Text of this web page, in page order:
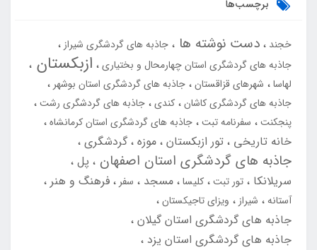
برچسب‌ها
خجند دست نوشته ها
جاذبه های گردشگری شیراز
جاذبه های گردشگری استان چهارمحال و بختیاری
ازبکستان
لهاسا شهرهای قزاقستان جاذبه های گردشگری استان بوشهر
جاذبه های گردشگری کاشان کندی جاذبه های گردشگری رشت
پنجکنت
سفرنامه تبت جاذبه های گردشگری استان کرمانشاه
خانه تاریخی تور ازبکستان موزه گردشگری
جاذبه های گردشگری استان اصفهان
پل
سریلانکا
تور تبت کلیسا مسجد سفر فرهنگ و هنر
آستانه شیراز ویزای تاجیکستان
جاذبه های گردشگری استان گیلان
جاذبه های گردشگری استان یزد